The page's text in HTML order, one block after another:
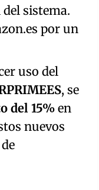
sistema.
por un
uso del
, se
del 15%en
nuevos